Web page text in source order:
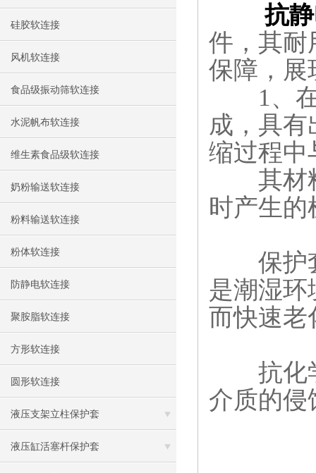
硅胶软连接
风机软连接
食品级振动筛软连接
水泥帆布软连接
维生素食品级软连接
奶粉输送软连接
粉料输送软连接
粉体软连接
防静电软连接
聚胺脂软连接
方形软连接
圆形软连接
液压支架立柱保护套
液压缸活塞杆保护套
抗
件，其耐
保障，展
1、在
成，具
缩过程中
其材料
时产生
保护套
是潮湿
而快速老
抗化学
介质的侵